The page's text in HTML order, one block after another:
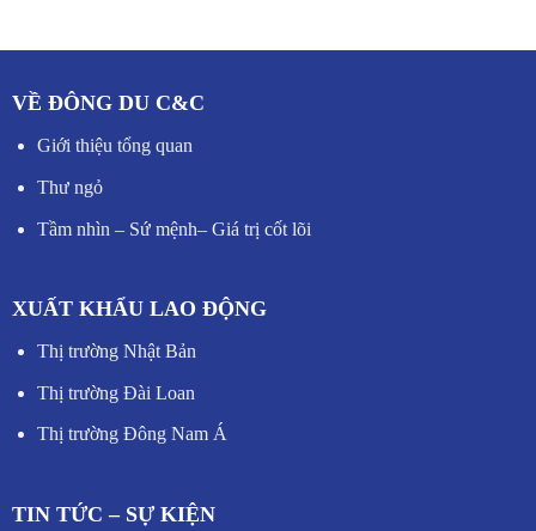
VỀ ĐÔNG DU C&C
Giới thiệu tổng quan
Thư ngỏ
Tầm nhìn – Sứ mệnh–Giá trị cốt lõi
XUẤT KHẨU LAO ĐỘNG
Thị trường Nhật Bản
Thị trường Đài Loan
Thị trường Đông Nam Á
TIN TỨC – SỰ KIỆN